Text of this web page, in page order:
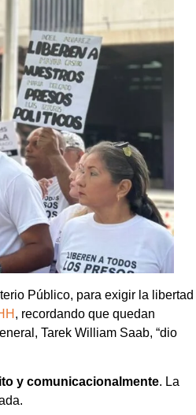
Público, para exigir la libertad
, recordando que quedan
Tarek William Saab, “dio
y comunicacionalmente. La